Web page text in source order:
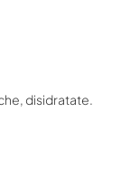
disidratate.